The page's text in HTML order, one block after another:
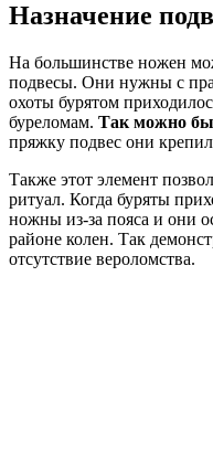
Назначение
На большинстве ножен
подвесы. Они нужны с
охоты бурятом
буреломам. Так можно
пряжку подвес они
Также этот элемент
ритуал. Когда буряты
ножны из-за пояса и они
районе колен. Так
отсутствие вероломства.